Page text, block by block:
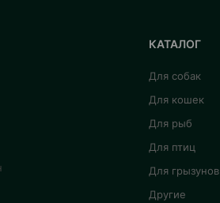
КАТАЛОГ
Для собак
Для кошек
Для рыб
Для птиц
Для грызунов
Другие